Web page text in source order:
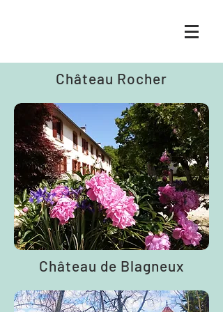
Château Rocher
Château de Blagneux